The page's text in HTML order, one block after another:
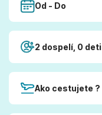
Od - Do
2 dospelí, 0 deti
Ako cestujete ?